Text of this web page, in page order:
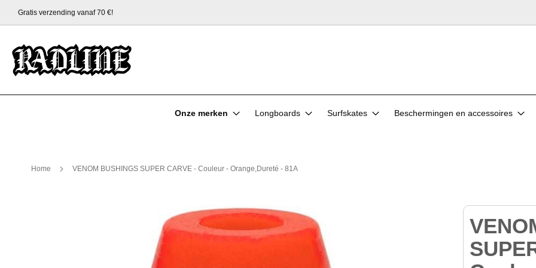
Ga
inhoud
Verzending binnen 24 uur!
Onze merken Longboards Surfskates Beschermingen en accessoires
Home VENOM BUSHINGS SUPER CARVE - Couleur - Orange,Dureté - 81A